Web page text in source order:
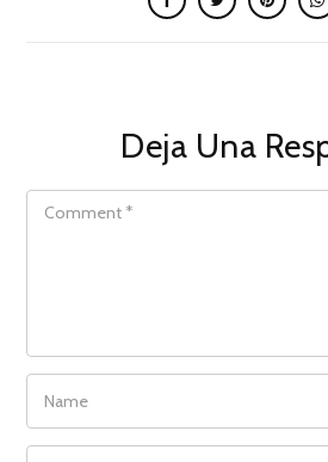
Deja Una
COMMENT
NAME
EMAIL